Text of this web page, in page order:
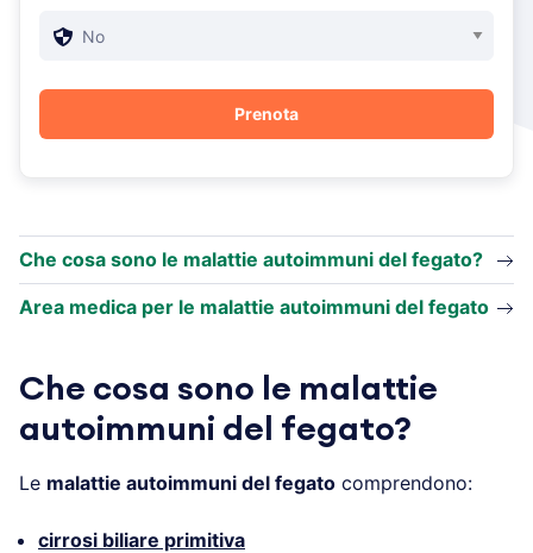
Che cosa sono le malattie autoimmuni del fegato?
Area medica per le malattie autoimmuni del fegato
Che cosa sono le malattie
autoimmuni del fegato?
Le malattie autoimmuni del fegato comprendono:
cirrosi biliare primitiva